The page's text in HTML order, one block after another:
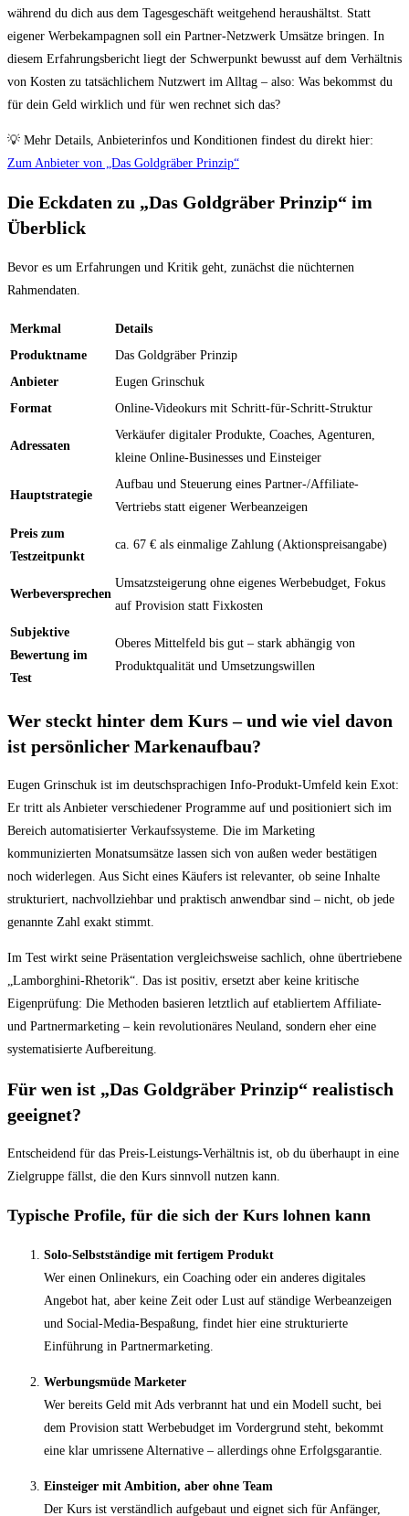
während du dich aus dem Tagesgeschäft weitgehend heraushältst. Statt
eigener Werbekampagnen soll ein Partner-Netzwerk Umsätze bringen. In
diesem Erfahrungsbericht liegt der Schwerpunkt bewusst auf dem Verhältnis
von Kosten zu tatsächlichem Nutzwert im Alltag – also: Was bekommst du
für dein Geld wirklich und für wen rechnet sich das?
💡 Mehr Details, Anbieterinfos und Konditionen findest du direkt hier:
Zum Anbieter von „Das Goldgräber Prinzip“
Die Eckdaten zu „Das Goldgräber Prinzip“ im
Überblick
Bevor es um Erfahrungen und Kritik geht, zunächst die nüchternen
Rahmendaten.
Merkmal
Details
Produktname
Das Goldgräber Prinzip
Anbieter
Eugen Grinschuk
Format
Online-Videokurs mit Schritt-für-Schritt-Struktur
Adressaten
Verkäufer digitaler Produkte, Coaches, Agenturen,
kleine Online-Businesses und Einsteiger
Hauptstrategie
Aufbau und Steuerung eines Partner-/Affiliate-
Vertriebs statt eigener Werbeanzeigen
Preis zum
Testzeitpunkt
ca. 67 € als einmalige Zahlung (Aktionspreisangabe)
Werbeversprechen
Umsatzsteigerung ohne eigenes Werbebudget, Fokus
auf Provision statt Fixkosten
Subjektive
Bewertung im
Test
Oberes Mittelfeld bis gut – stark abhängig von
Produktqualität und Umsetzungswillen
Wer steckt hinter dem Kurs – und wie viel davon
ist persönlicher Markenaufbau?
Eugen Grinschuk ist im deutschsprachigen Info-Produkt-Umfeld kein Exot:
Er tritt als Anbieter verschiedener Programme auf und positioniert sich im
Bereich automatisierter Verkaufssysteme. Die im Marketing
kommunizierten Monatsumsätze lassen sich von außen weder bestätigen
noch widerlegen. Aus Sicht eines Käufers ist relevanter, ob seine Inhalte
strukturiert, nachvollziehbar und praktisch anwendbar sind – nicht, ob jede
genannte Zahl exakt stimmt.
Im Test wirkt seine Präsentation vergleichsweise sachlich, ohne übertriebene
„Lamborghini-Rhetorik“. Das ist positiv, ersetzt aber keine kritische
Eigenprüfung: Die Methoden basieren letztlich auf etabliertem Affiliate-
und Partnermarketing – kein revolutionäres Neuland, sondern eher eine
systematisierte Aufbereitung.
Für wen ist „Das Goldgräber Prinzip“ realistisch
geeignet?
Entscheidend für das Preis-Leistungs-Verhältnis ist, ob du überhaupt in eine
Zielgruppe fällst, die den Kurs sinnvoll nutzen kann.
Typische Profile, für die sich der Kurs lohnen kann
Solo-Selbstständige mit fertigem Produkt
Wer einen Onlinekurs, ein Coaching oder ein anderes digitales
Angebot hat, aber keine Zeit oder Lust auf ständige Werbeanzeigen
und Social-Media-Bespaßung, findet hier eine strukturierte
Einführung in Partnermarketing.
Werbungsmüde Marketer
Wer bereits Geld mit Ads verbrannt hat und ein Modell sucht, bei
dem Provision statt Werbebudget im Vordergrund steht, bekommt
eine klar umrissene Alternative – allerdings ohne Erfolgsgarantie.
Einsteiger mit Ambition, aber ohne Team
Der Kurs ist verständlich aufgebaut und eignet sich für Anfänger,